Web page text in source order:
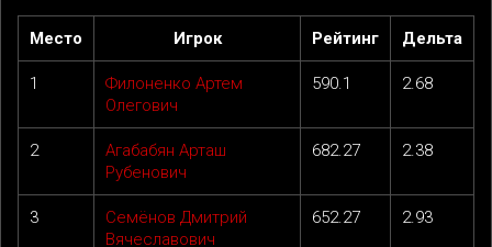
Место Игрок Рейтинг Дельта
1
Филоненко Артем
Олегович
590.1 2.68
2
Агабабян Арташ
Рубенович
682.27 2.38
3
Семёнов Дмитрий
Вячеславович
652.27 2.93